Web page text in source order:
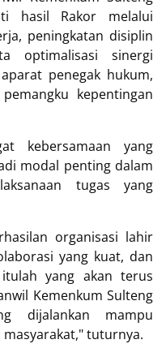
hasil Rakor melalui
peningkatan disiplin
optimalisasi sinergi
penegak hukum,
kepentingan
kebersamaan yang
modal penting dalam
tugas yang
organisasi lahir
yang kuat, dan
yang akan terus
Kemenkum Sulteng
dijalankan mampu
tuturnya.